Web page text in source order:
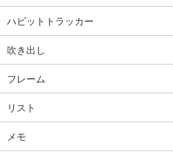
ハビットトラッカー
吹き出し
フレーム
リスト
メモ